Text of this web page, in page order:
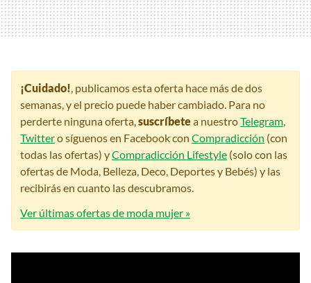
¡Cuidado! , publicamos esta oferta hace más de dos
semanas, y el precio puede haber cambiado. Para no
perderte ninguna oferta, suscríbetea nuestroTelegram
Twittero síguenos en Facebook con Compradicción (con
todas las ofertas) yCompradicción Lifestyle (solo con las
ofertas de Moda, Belleza, Deco, Deportes y Bebés) y las
recibirás en cuanto las descubramos.
Ver últimas ofertas de moda mujer »